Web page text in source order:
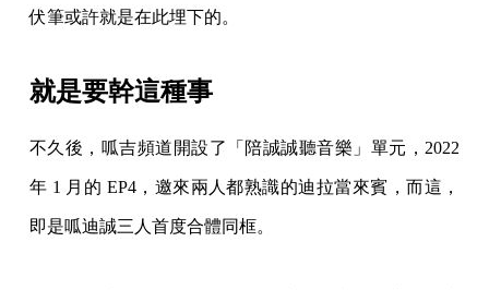
伏筆或許就是在此埋下的。
就是要幹這種事
不久後，呱吉頻道開設了「陪誠誠聽音樂」單元，2022
年 1 月的 EP4，邀來兩人都熟識的迪拉當來賓，而這，
即是呱迪誠三人首度合體同框。